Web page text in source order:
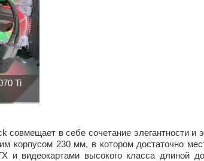
Ti
совмещает в себе сочетание элегантности
корпусом 230 мм, в котором достаточно
и видеокартами высокого класса